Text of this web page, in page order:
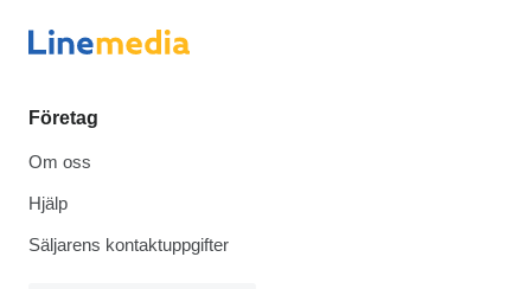
Företag
Om oss
Hjälp
Säljarens kontaktuppgifter